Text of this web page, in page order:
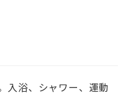
入浴、シャワー、運動